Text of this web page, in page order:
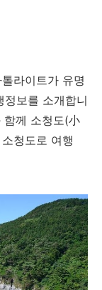
라이트가 유명
보를 소개합니
함께 소청도(小
청도로 여행